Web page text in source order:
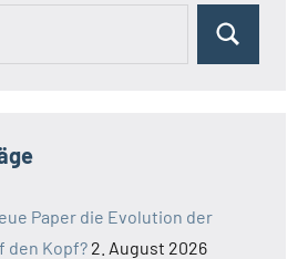
Suchen
Paper die Evolution der
den Kopf? 2. August 2026